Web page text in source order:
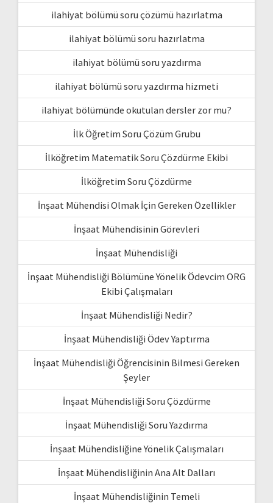
ilahiyat bölümü soru çözümü hazırlatma
ilahiyat bölümü soru hazırlatma
ilahiyat bölümü soru yazdırma
ilahiyat bölümü soru yazdırma hizmeti
ilahiyat bölümünde okutulan dersler zor mu?
İlk Öğretim Soru Çözüm Grubu
İlköğretim Matematik Soru Çözdürme Ekibi
İlköğretim Soru Çözdürme
İnşaat Mühendisi Olmak İçin Gereken Özellikler
İnşaat Mühendisinin Görevleri
İnşaat Mühendisliği
İnşaat Mühendisliği Bölümüne Yönelik Ödevcim ORG
Ekibi Çalışmaları
İnşaat Mühendisliği Nedir?
İnşaat Mühendisliği Ödev Yaptırma
İnşaat Mühendisliği Öğrencisinin Bilmesi Gereken
Şeyler
İnşaat Mühendisliği Soru Çözdürme
İnşaat Mühendisliği Soru Yazdırma
İnşaat Mühendisliğine Yönelik Çalışmaları
İnşaat Mühendisliğinin Ana Alt Dalları
İnşaat Mühendisliğinin Temeli